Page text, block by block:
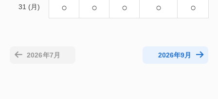
31 (月) ○ ○ ○ ○ ○
2026年7月 2026年9月